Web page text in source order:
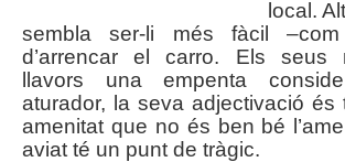
local.
sembla ser-li més fàcil
d’arrencar el carro. Els seus
llavors una empenta
aturador, la seva adjectivació és
amenitat que no és ben bé
aviat té un punt de tràgic.